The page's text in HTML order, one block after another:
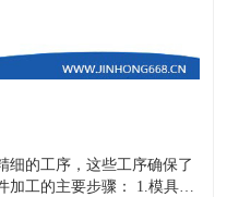
细的工序，这些工序确保了
主要步骤： 1.模具设